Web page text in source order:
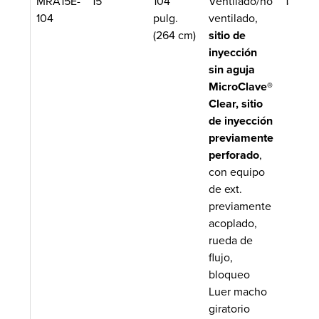
104
pulg.
(264 cm)
ventilado,
sitio de
inyección
sin aguja
MicroClave®
Clear, sitio
de inyección
previamente
perforado,
con equipo
de ext.
previamente
acoplado,
rueda de
flujo,
bloqueo
Luer macho
giratorio